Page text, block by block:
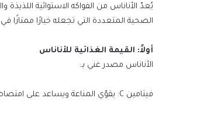
يُعدّ الأناناس من الفواكه الاستوائية
الصحية المتعددة التي تجعله خيارًا ممتازًا في
أولاً: القيمة الغذائية للأناناس
الأناناس مصدر غني بـ:
فيتامين C: يقوّي المناعة ويساعد على امتصاص الحديد.